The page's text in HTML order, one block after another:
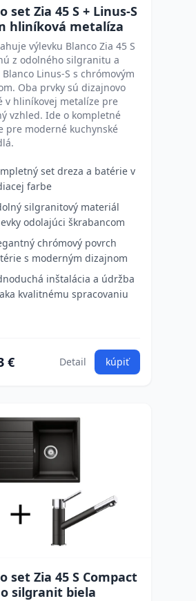
set Zia 45 S + Linus-S
hliníková metalíza
výlevku Blanco Zia 45 S
z odolného silgranitu a
Linus-S s chrómovým
Oba prvky sú dizajnovo
v hliníkovej metalíze pre
vzhled. Ide o kompletné
pre moderné kuchynské
set dreza a batérie v
farbe
silgranitový materiál
odolajúci škrabancom
chrómový povrch
s moderným dizajnom
inštalácia a údržba
kvalitnému spracovaniu
€ Detail kúpiť
set Zia 45 S Compact
silgranit biela